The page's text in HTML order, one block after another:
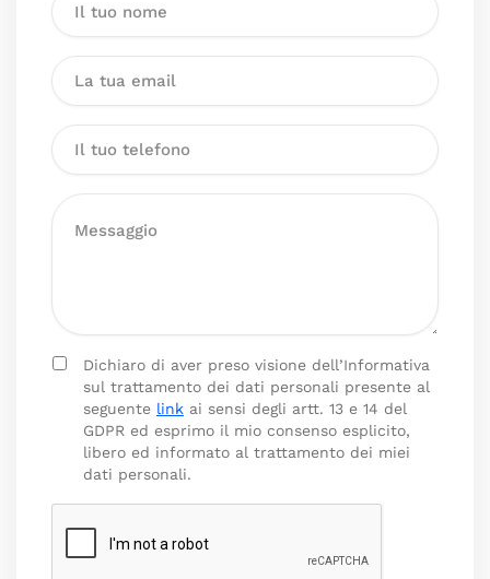
Dichiaro di aver preso visione dell’Informativa
sul trattamento dei dati personali presente al
seguente link ai sensi degli artt. 13 e 14 del
GDPR ed esprimo il mio consenso esplicito,
libero ed informato al trattamento dei miei
dati personali.